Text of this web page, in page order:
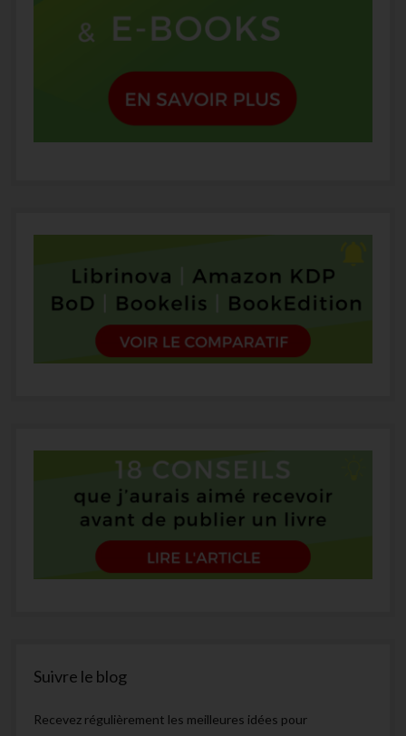
Suivre le blog
Recevez régulièrement les meilleures idées pour